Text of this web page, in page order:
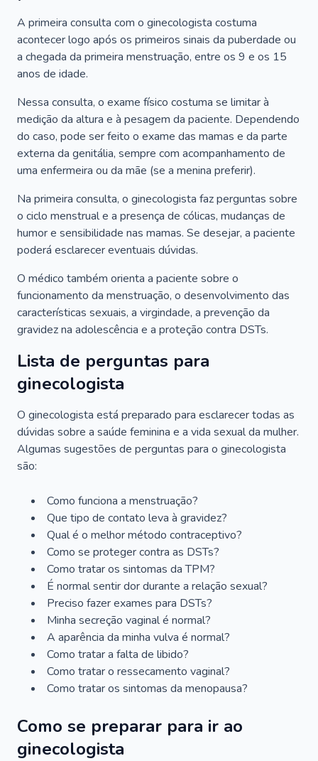
A primeira consulta com o ginecologista costuma
acontecer logo após os primeiros sinais da puberdade ou
a chegada da primeira menstruação, entre os 9 e os 15
anos de idade.
Nessa consulta, o exame físico costuma se limitar à
medição da altura e à pesagem da paciente. Dependendo
do caso, pode ser feito o exame das mamas e da parte
externa da genitália, sempre com acompanhamento de
uma enfermeira ou da mãe (se a menina preferir).
Na primeira consulta, o ginecologista faz perguntas sobre
o ciclo menstrual e a presença de cólicas, mudanças de
humor e sensibilidade nas mamas. Se desejar, a paciente
poderá esclarecer eventuais dúvidas.
O médico também orienta a paciente sobre o
funcionamento da menstruação, o desenvolvimento das
características sexuais, a virgindade, a prevenção da
gravidez na adolescência e a proteção contra DSTs.
Lista de perguntas para
ginecologista
O ginecologista está preparado para esclarecer todas as
dúvidas sobre a saúde feminina e a vida sexual da mulher.
Algumas sugestões de perguntas para o ginecologista
são:
Como funciona a menstruação?
Que tipo de contato leva à gravidez?
Qual é o melhor método contraceptivo?
Como se proteger contra as DSTs?
Como tratar os sintomas da TPM?
É normal sentir dor durante a relação sexual?
Preciso fazer exames para DSTs?
Minha secreção vaginal é normal?
A aparência da minha vulva é normal?
Como tratar a falta de libido?
Como tratar o ressecamento vaginal?
Como tratar os sintomas da menopausa?
Como se preparar para ir ao
ginecologista